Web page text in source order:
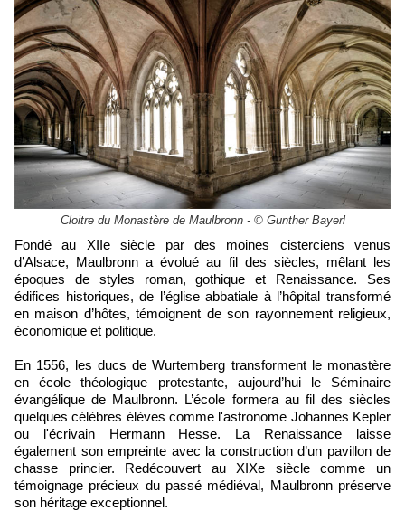
Cloitre du Monastère de Maulbronn - © Gunther Bayerl
Fondé au XIIe siècle par des moines cisterciens venus
d’Alsace, Maulbronn a évolué au fil des siècles, mêlant les
époques de styles roman, gothique et Renaissance. Ses
édifices historiques, de l’église abbatiale à l’hôpital transformé
en maison d’hôtes, témoignent de son rayonnement religieux,
économique et politique.
En 1556, les ducs de Wurtemberg transforment le monastère
en école théologique protestante, aujourd’hui le Séminaire
évangélique de Maulbronn. L’école formera au fil des siècles
quelques célèbres élèves comme l'astronome Johannes Kepler
ou l'écrivain Hermann Hesse. La Renaissance laisse
également son empreinte avec la construction d’un pavillon de
chasse princier. Redécouvert au XIXe siècle comme un
témoignage précieux du passé médiéval, Maulbronn préserve
son héritage exceptionnel.